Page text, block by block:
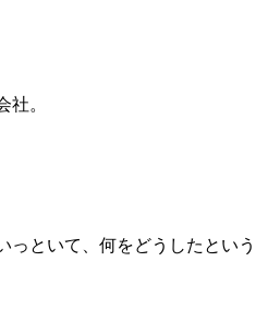
社。
っといて、何をどうしたという